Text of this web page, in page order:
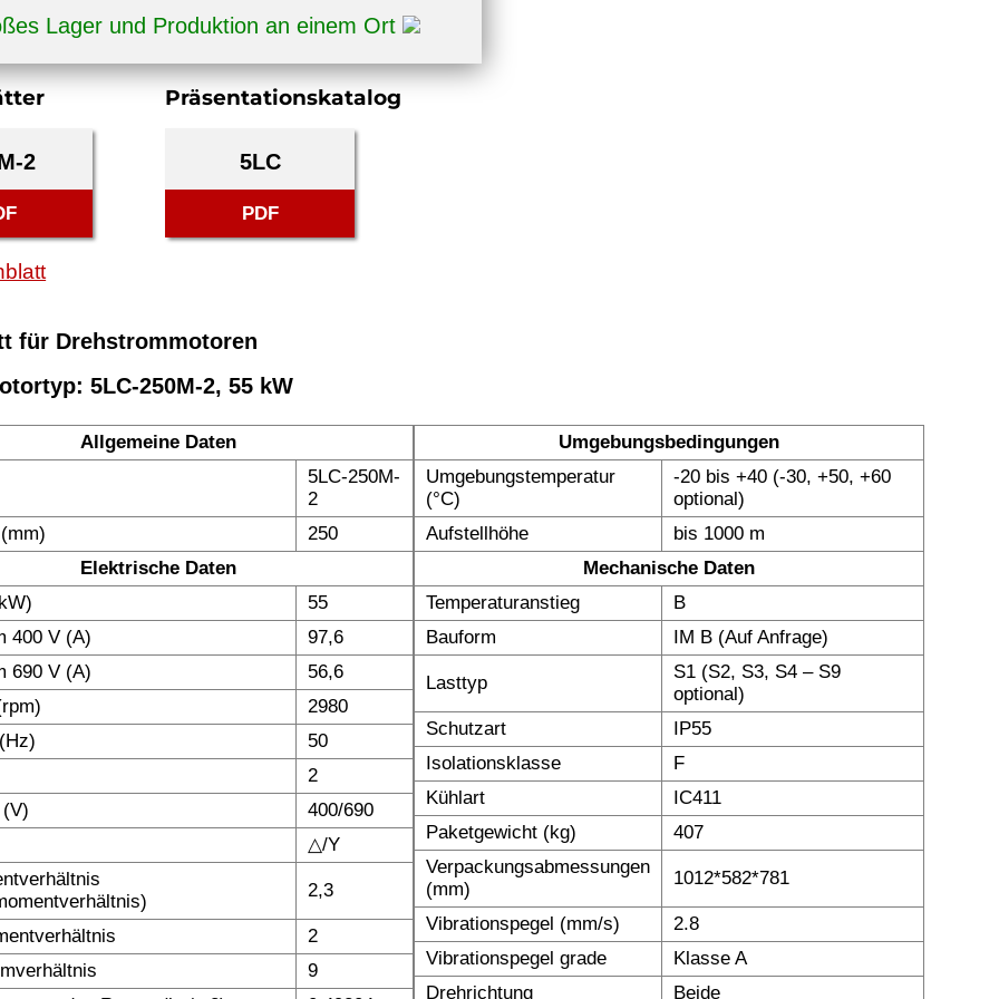
Lager und Produktion an einem Ort
2
Präsentationskatalog
5LC
PDF
für Drehstrommotoren
5LC-250M-2, 55 kW
Allgemeine Daten
5LC-250M-
2
250
Elektrische Daten
55
400 V (A)
97,6
690 V (A)
56,6
2980
50
2
400/690
△/Y
2,3
2
9
Umgebungsbedingungen
Umgebungstemperatur
(°C)
-20 bis +40 (-30, +50, +60
optional)
Aufstellhöhe
bis 1000 m
Mechanische Daten
Temperaturanstieg
B
Bauform
IM B (Auf Anfrage)
Lasttyp
S1 (S2, S3, S4 – S9
optional)
Schutzart
IP55
Isolationsklasse
F
Kühlart
IC411
Paketgewicht (kg)
407
Verpackungsabmessungen
(mm)
1012*582*781
Vibrationspegel (mm/s)
2.8
Vibrationspegel grade
Klasse A
Drehrichtung
Beide